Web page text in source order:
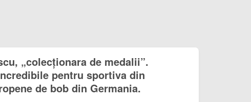
„colecționara de medalii”.
pentru sportiva din
de bob din Germania.